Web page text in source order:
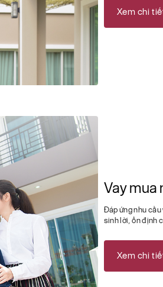
Xem chi
Vay mua
Đáp ứng nhu cầu
sinh lời, ổn định
Xem chi